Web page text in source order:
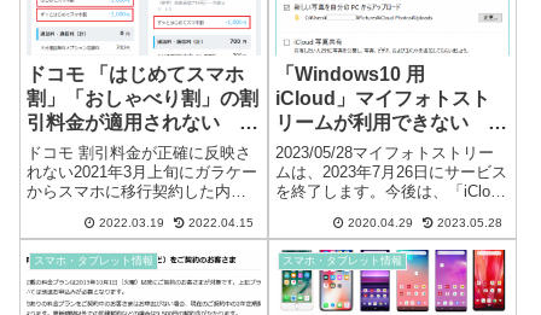
ドコモ 「はじめてスマホ
割」「おしゃべり割」の割
引料金が適用されない 不
具合
ドコモ 割引料金が正確に反映さ
れない2021年3月上旬にガラケー
からスマホに移行契約した内容
ケーからスマホへの移行を推進
り、特殊な割引（格安）になっ
ています。■はじめてスマホ割■
ずっと...
2022.03.19 2022.04.15
「Windows10 用
iCloud」マイフォトスト
リームが利用できない 回
避方法
2023/05/28マイフォトストリー
ムは、2023年7月26日にサービス
を終了します。今後は、「iCloud
ます。Windows10 iCloud マイフ
ォトストリームが利用できない
なにかと、不具合の多い「Wi...
2020.04.29 2023.05.28
スマホ・タブレット情報 スマホ・タブレット情報